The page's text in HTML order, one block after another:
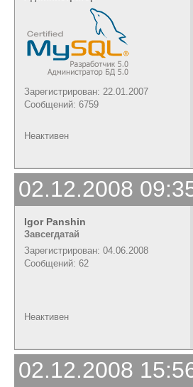
Зарегистрирован: 22.01.2007
Сообщений: 6759
Неактивен
02.12.2008
Igor Panshin
Завсегдатай
Зарегистрирован: 04.06.2008
Сообщений: 62
Неактивен
02.12.2008